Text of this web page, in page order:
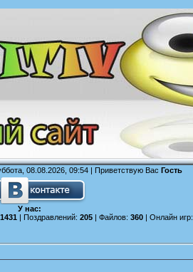
08.08.2026, 09:54 | Приветствую Вас Гость
У нас:
1431| Поздравлений: 205| Файлов: 360| Онлайн игр: